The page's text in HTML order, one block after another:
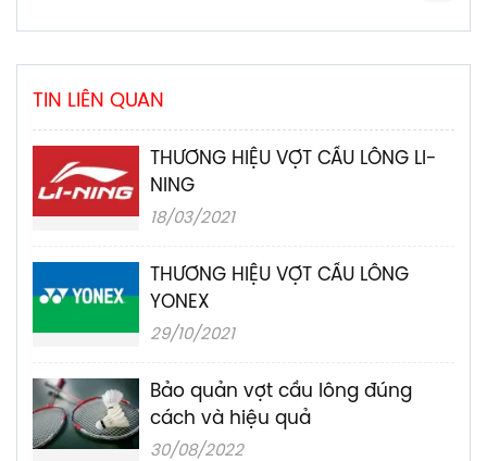
TIN LIÊN QUAN
THƯƠNG HIỆU VỢT CẦU LÔNG LI-
NING
18/03/2021
THƯƠNG HIỆU VỢT CẦU LÔNG
YONEX
29/10/2021
Bảo quản vợt cầu lông đúng
cách và hiệu quả
30/08/2022